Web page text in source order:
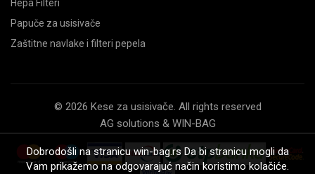
Hepa Filteri
Papuče za usisivače
Zaštitne navlake i filteri pepela
© 2026 Kese za usisivače. All rights reserved
AG solutions & WIN-BAG
Dobrodošli na stranicu win-bag.rs Da bi stranicu mogli da
Vam prikažemo na odgovarajuć način koristimo kolačiće.